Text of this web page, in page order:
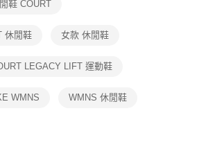
限公司提供之「AFTEE先享後付」服務完成之交
公司。
徵得法定代理人或監護人之同意方可使用
鞋 COURT
休閒鞋 女款 休閒鞋
LEGACY LIFT 運動鞋
WMNS WMNS 休閒鞋